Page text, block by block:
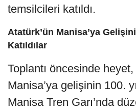
temsilcileri katıldı.
Atatürk’ün Manisa’ya
Katıldılar
Toplantı öncesinde heyet,
Manisa’ya gelişinin 100.
Manisa Tren Garı’nda